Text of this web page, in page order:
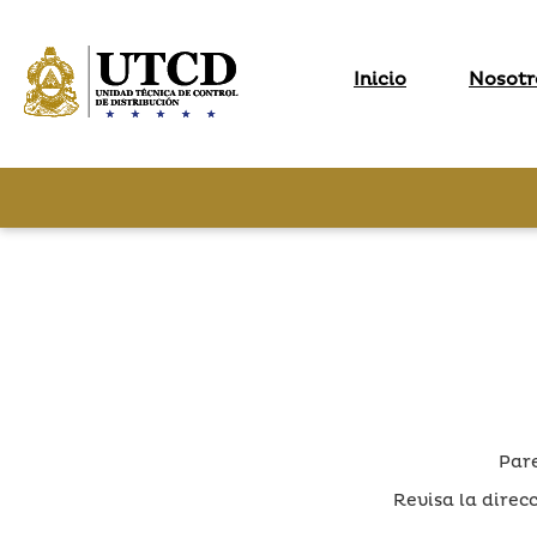
Inicio
Revisa la